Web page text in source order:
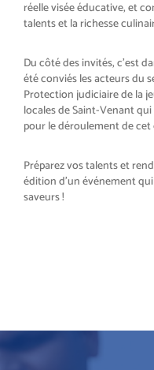
réelle visée éducative, et
talents et la richesse
Du côté des invités, c’est
été conviés les acteurs du
Protection judiciaire de la
locales de Saint-Venant
pour le déroulement de cet
Préparez vos talents et
édition d’un événement
saveurs !